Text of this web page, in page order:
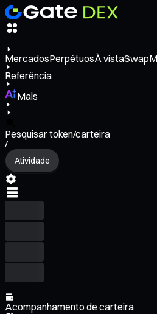
MercadosPerpétuosÀ vistaSwap
Referência
Mais
Pesquisar token/carteira
/
Atividade
Acompanhamento de carteira